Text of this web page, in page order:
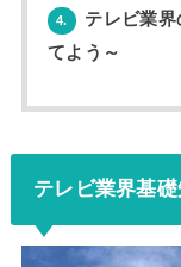
4.
テレビ業
てよう～
テレビ業界基